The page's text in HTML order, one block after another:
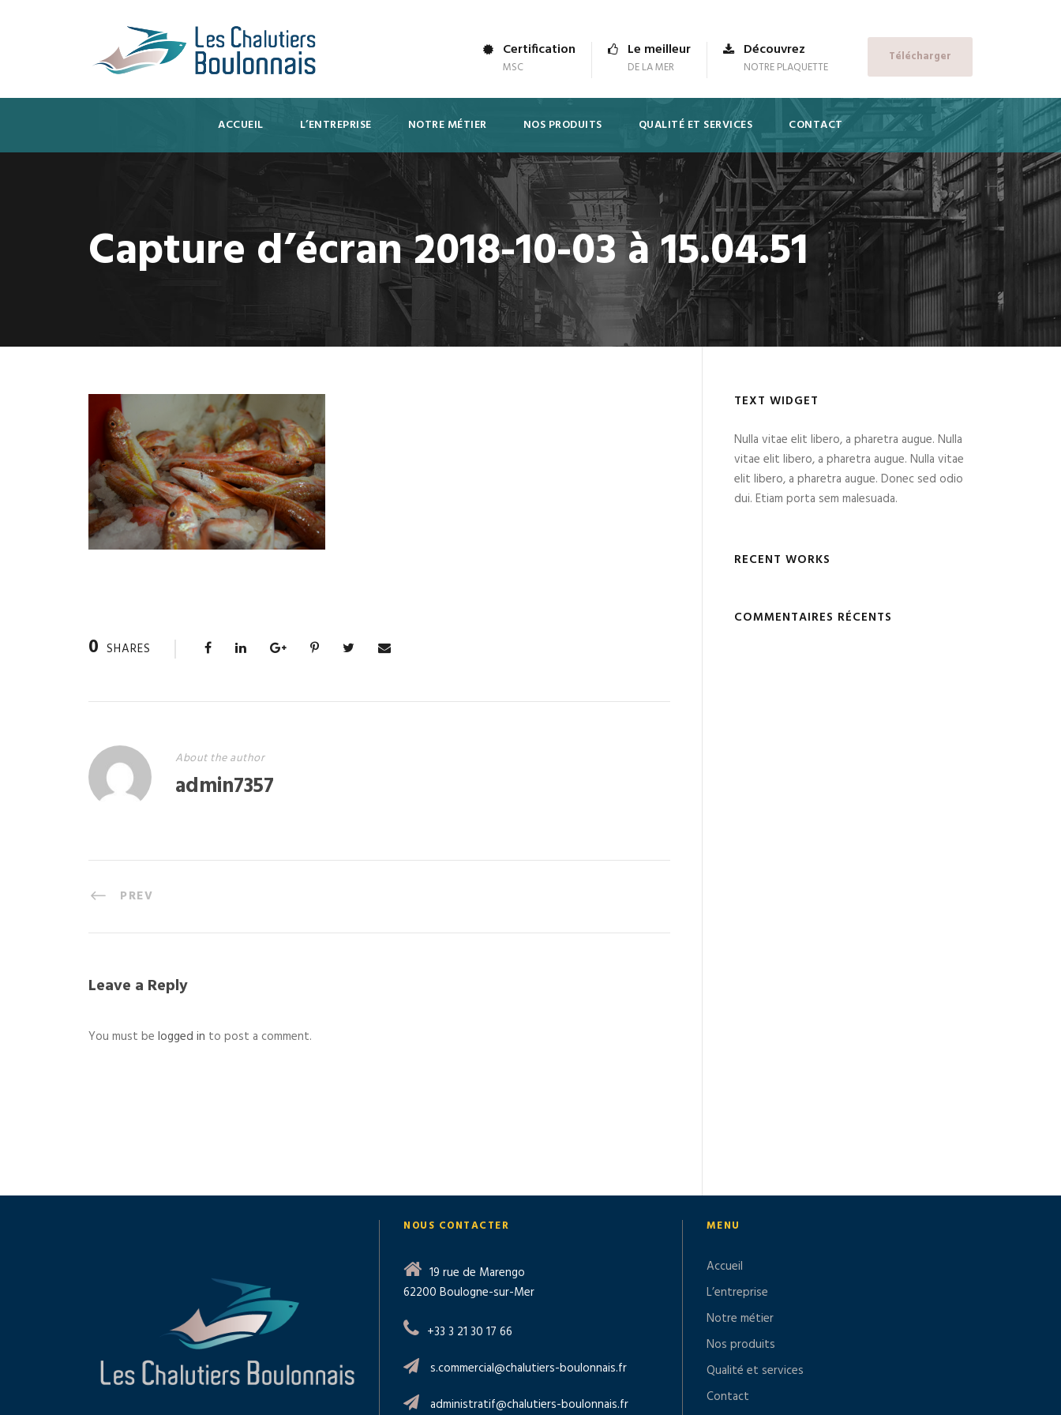
Certification
MSC
Le meilleur
DE LA MER
Découvrez
NOTRE PLAQUETTE
Télécharger
ACCUEIL L’ENTREPRISE NOTRE MÉTIER NOS PRODUITS QUALITÉ ET SERVICES CONTACT
Capture d’écran 2018-10-03 à 15.04.51
0 SHARES
About the author
admin7357
PREV
Leave a Reply
You must be logged in to post a comment.
TEXT WIDGET
Nulla vitae elit libero, a pharetra augue. Nulla
vitae elit libero, a pharetra augue. Nulla vitae
elit libero, a pharetra augue. Donec sed odio
dui. Etiam porta sem malesuada.
RECENT WORKS
COMMENTAIRES RÉCENTS
NOUS CONTACTER
19 rue de Marengo
62200 Boulogne-sur-Mer
+33 3 21 30 17 66
s.commercial@chalutiers-boulonnais.fr
administratif@chalutiers-boulonnais.fr
MENU
Accueil
L’entreprise
Notre métier
Nos produits
Qualité et services
Contact